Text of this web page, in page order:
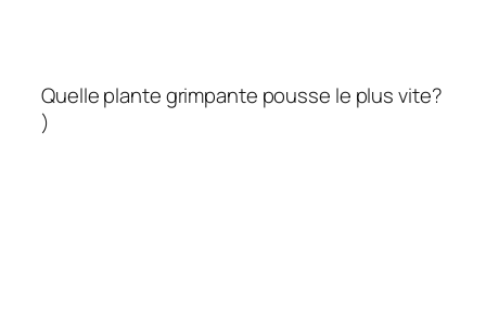
Quelle plante grimpante pousse le plus vite?
)